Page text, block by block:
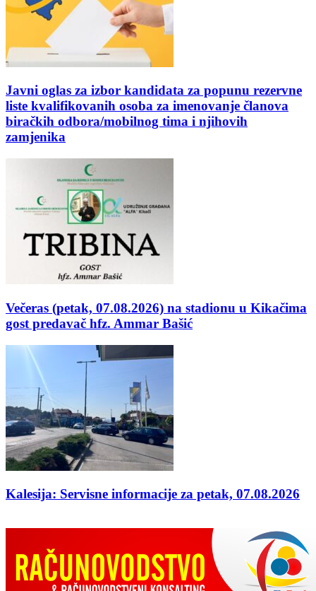
Javni oglas za izbor kandidata za popunu rezervne
liste kvalifikovanih osoba za imenovanje članova
biračkih odbora/mobilnog tima i njihovih
zamjenika
Večeras (petak, 07.08.2026) na stadionu u Kikačima
gost predavač hfz. Ammar Bašić
Kalesija: Servisne informacije za petak, 07.08.2026